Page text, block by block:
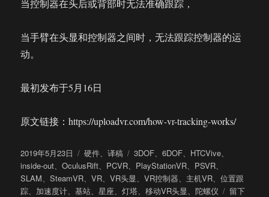
当控制器在头后或背部时无法准确跟踪，
当手臂在头显和控制器之间时，无法跟踪控制器的运
动。
最初发布于5月16日
原文链接：https://uploadvr.com/how-vr-tracking-works/
发
布
于
2019年5月23日
分
类
硬件、译稿
标
签
3DOF、6DOF、 HTCVive、
inside-out、OculusRift、 PCVR、 PlayStationVR、 PSVR、
SLAM、SteamVR、VR、VR头显、VR控制器、 主机VR、位置跟
踪、 加速度计、基站、星座、灯塔、移动VR头显、陀螺仪
于
留下